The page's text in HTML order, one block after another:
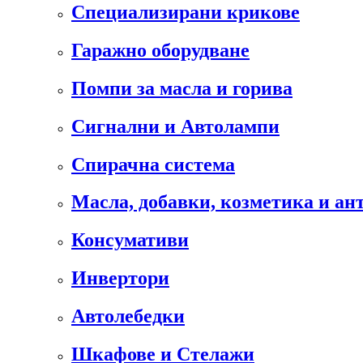
Специализирани крикове
Гаражно оборудване
Помпи за масла и горива
Сигнални и Автолампи
Спирачна система
Масла, добавки, козметика и
Консумативи
Инвертори
Автолебедки
Шкафове и Стелажи